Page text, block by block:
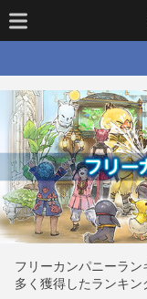
フリーカンパニーラ
多く獲得したランキン